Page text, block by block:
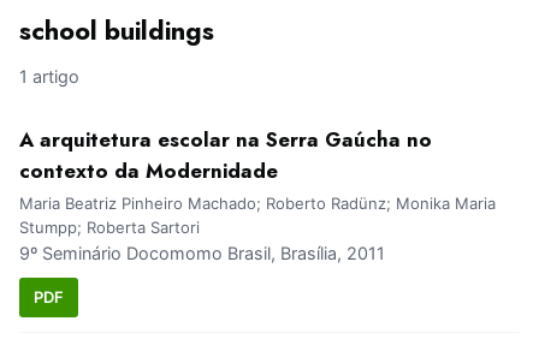
school buildings
1 artigo
A arquitetura escolar na Serra Gaúcha no
contexto da Modernidade
Maria Beatriz Pinheiro Machado; Roberto Radünz; Monika Maria
Stumpp; Roberta Sartori
9º Seminário Docomomo Brasil, Brasília, 2011
PDF